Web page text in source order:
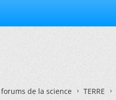
de la science TERRE